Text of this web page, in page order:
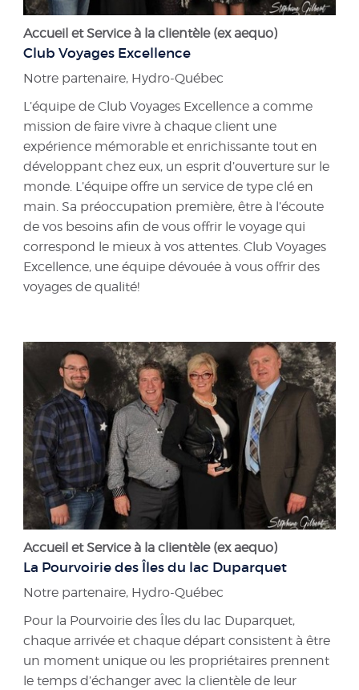
Accueil et Service à la clientèle (ex aequo)
Club Voyages Excellence
Notre partenaire, Hydro-Québec
L’équipe de Club Voyages Excellence a comme
mission de faire vivre à chaque client une
expérience mémorable et enrichissante tout en
développant chez eux, un esprit d’ouverture sur le
monde. L’équipe offre un service de type clé en
main. Sa préoccupation première, être à l’écoute
de vos besoins afin de vous offrir le voyage qui
correspond le mieux à vos attentes. Club Voyages
Excellence, une équipe dévouée à vous offrir des
voyages de qualité!
Accueil et Service à la clientèle (ex aequo)
La Pourvoirie des Îles du lac Duparquet
Notre partenaire, Hydro-Québec
Pour la Pourvoirie des Îles du lac Duparquet,
chaque arrivée et chaque départ consistent à être
un moment unique ou les propriétaires prennent
le temps d’échanger avec la clientèle de leur